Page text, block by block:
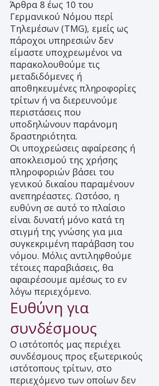
Άρθρα 8 έως 10 του
Γερμανικού Νόμου περί
Τηλεμέσων (TMG), εμείς ως
πάροχοι υπηρεσιών δεν
είμαστε υποχρεωμένοι να
παρακολουθούμε τις
μεταδιδόμενες ή
αποθηκευμένες πληροφορίες
τρίτων ή να διερευνούμε
περιστάσεις που
υποδηλώνουν παράνομη
δραστηριότητα.
Οι υποχρεώσεις αφαίρεσης ή
αποκλεισμού της χρήσης
πληροφοριών βάσει του
γενικού δικαίου παραμένουν
ανεπηρέαστες. Ωστόσο, η
ευθύνη σε αυτό το πλαίσιο
είναι δυνατή μόνο κατά τη
στιγμή της γνώσης για μια
συγκεκριμένη παράβαση του
νόμου. Μόλις αντιληφθούμε
τέτοιες παραβιάσεις, θα
αφαιρέσουμε αμέσως το εν
λόγω περιεχόμενο.
Ευθύνη για
συνδέσμους
Ο ιστότοπός μας περιέχει
συνδέσμους προς εξωτερικούς
ιστότοπους τρίτων, στο
περιεχόμενο των οποίων δεν